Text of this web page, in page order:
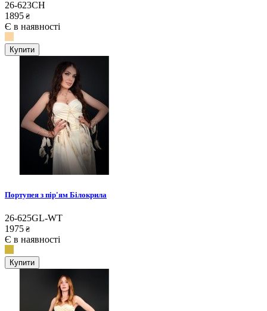
26-623CH
1895 ₴
Є в наявності
Купити
Портупея з пір'ям Білокрила
26-625GL-WT
1975 ₴
Є в наявності
Купити